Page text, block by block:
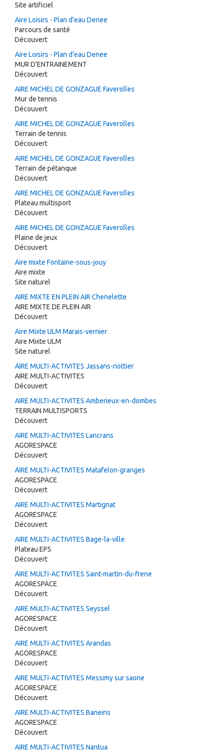
Site artificiel
Aire Loisirs - Plan d'eau Denee
Parcours de santé
Découvert
Aire Loisirs - Plan d'eau Denee
MUR D'ENTRAINEMENT
Découvert
AIRE MICHEL DE GONZAGUE Faverolles
Mur de tennis
Découvert
AIRE MICHEL DE GONZAGUE Faverolles
Terrain de tennis
Découvert
AIRE MICHEL DE GONZAGUE Faverolles
Terrain de pétanque
Découvert
AIRE MICHEL DE GONZAGUE Faverolles
Plateau multisport
Découvert
AIRE MICHEL DE GONZAGUE Faverolles
Plaine de jeux
Découvert
Aire mixte Fontaine-sous-jouy
Aire mixte
Site naturel
AIRE MIXTE EN PLEIN AIR Chenelette
AIRE MIXTE DE PLEIN AIR
Découvert
Aire Mixte ULM Marais-vernier
Aire Mixte ULM
Site naturel
AIRE MULTI-ACTIVITES Jassans-riottier
AIRE MULTI-ACTIVITES
Découvert
AIRE MULTI-ACTIVITES Amberieux-en-dombes
TERRAIN MULTISPORTS
Découvert
AIRE MULTI-ACTIVITES Lancrans
AGORESPACE
Découvert
AIRE MULTI-ACTIVITES Matafelon-granges
AGORESPACE
Découvert
AIRE MULTI-ACTIVITES Martignat
AGORESPACE
Découvert
AIRE MULTI-ACTIVITES Bage-la-ville
Plateau EPS
Découvert
AIRE MULTI-ACTIVITES Saint-martin-du-frene
AGORESPACE
Découvert
AIRE MULTI-ACTIVITES Seyssel
AGORESPACE
Découvert
AIRE MULTI-ACTIVITES Arandas
AGORESPACE
Découvert
AIRE MULTI-ACTIVITES Messimy sur saone
AGORESPACE
Découvert
AIRE MULTI-ACTIVITES Baneins
AGORESPACE
Découvert
AIRE MULTI-ACTIVITES Nantua